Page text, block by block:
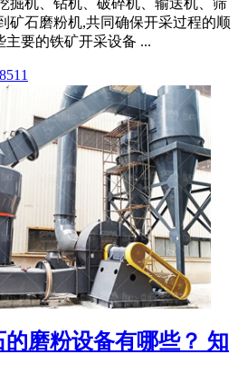
掘机、钻机、破碎机、输送机、筛
矿石磨粉机,共同确保开采过程的顺
要的铁矿开采设备 ...
磨粉设备有哪些？ 知